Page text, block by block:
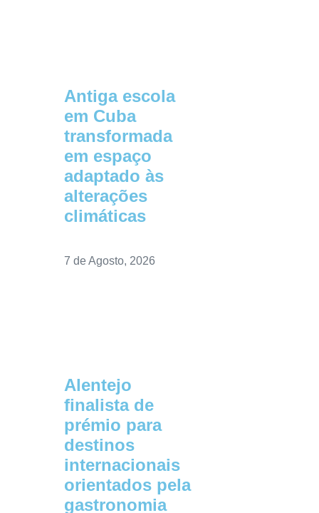
Antiga escola
em Cuba
transformada
em espaço
adaptado às
alterações
climáticas
7 de Agosto, 2026
Alentejo
finalista de
prémio para
destinos
internacionais
orientados pela
gastronomia